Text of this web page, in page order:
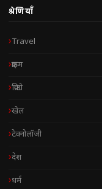
श्रेणियाँ
Travel
क्राइम
क्रिप्टो
खेल
टेक्नोलॉजी
देश
धर्म